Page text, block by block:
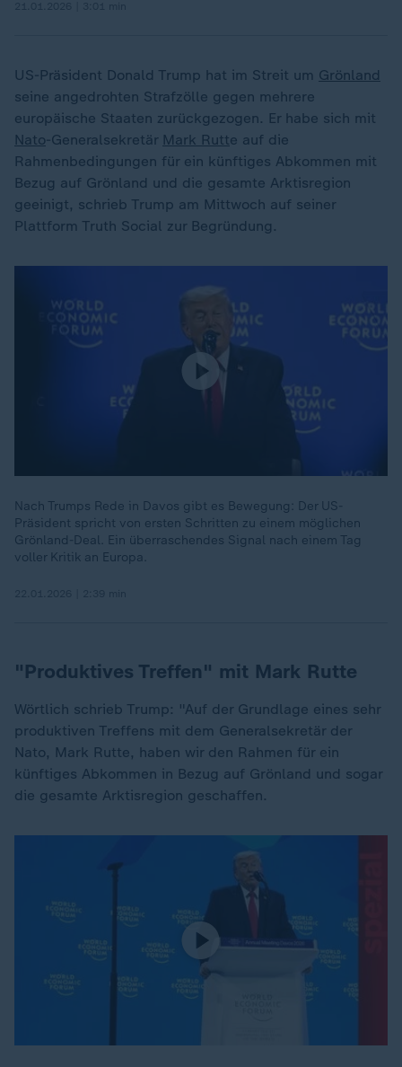
US-Präsident Donald Trump hat im Streit um Grönland
seine angedrohten Strafzölle gegen mehrere
europäische Staaten zurückgezogen. Er habe sich mit
Nato-Generalsekretär Mark Rutte auf die
Rahmenbedingungen für ein künftiges Abkommen mit
Bezug auf Grönland und die gesamte Arktisregion
geeinigt, schrieb Trump am Mittwoch auf seiner
Plattform Truth Social zur Begründung.
Nach Trumps Rede in Davos gibt es Bewegung: Der US-
Präsident spricht von ersten Schritten zu einem möglichen
Grönland-Deal. Ein überraschendes Signal nach einem Tag
voller Kritik an Europa.
"Produktives Treffen" mit Mark Rutte
Wörtlich schrieb Trump: "Auf der Grundlage eines sehr
produktiven Treffens mit dem Generalsekretär der
Nato, Mark Rutte, haben wir den Rahmen für ein
künftiges Abkommen in Bezug auf Grönland und sogar
die gesamte Arktisregion geschaffen.